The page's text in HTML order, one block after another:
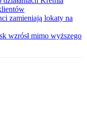
zamieniają lokaty na
wzrósł mimo wyższego